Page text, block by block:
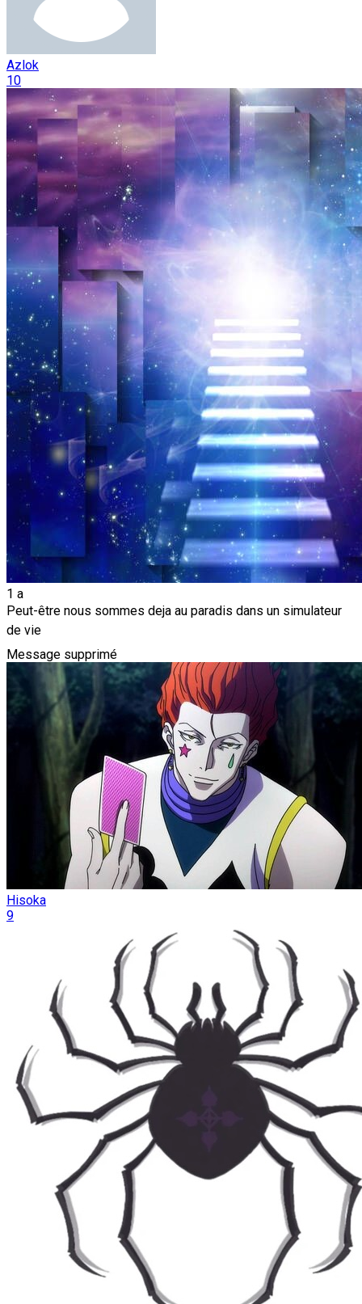
Azlok
10
1 a
Peut-être nous sommes deja au paradis dans un simulateur
de vie
Message supprimé
Hisoka
9